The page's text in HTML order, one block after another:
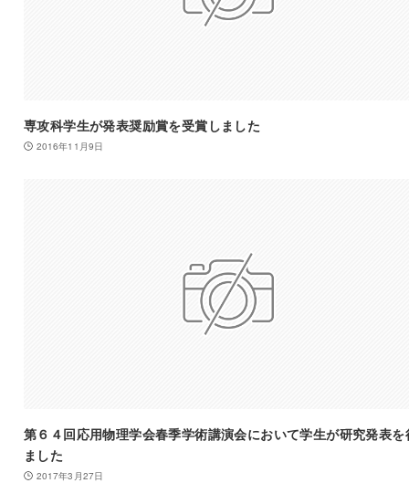
専攻科学生が発表奨励賞を受賞しました
2016年11月9日
第６４回応用物理学会春季学術講演会において学生が研究発表を
ました
2017年3月27日